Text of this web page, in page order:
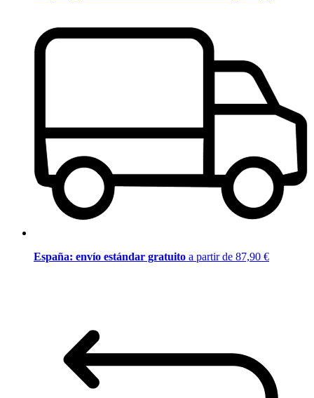
España: envío estándar gratuito a partir de 87,90 €